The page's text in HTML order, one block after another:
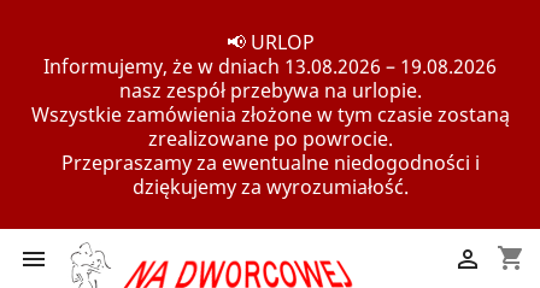
📢 URLOP
Informujemy, że w dniach 13.08.2026 – 19.08.2026
nasz zespół przebywa na urlopie.
Wszystkie zamówienia złożone w tym czasie zostaną
zrealizowane po powrocie.
Przepraszamy za ewentualne niedogodności i
dziękujemy za wyrozumiałość.
 shopping_cart
